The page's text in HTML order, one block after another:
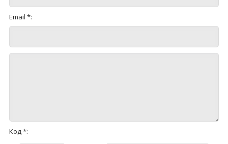
Email *:
Код *: